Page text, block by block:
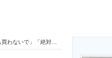
」「絶対に許せない」